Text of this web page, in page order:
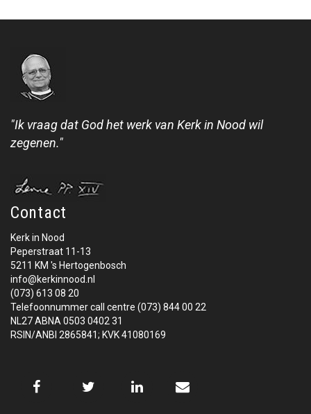
"Ik vraag dat God het werk van Kerk in Nood wil
zegenen."
Contact
Kerk in Nood
Peperstraat 11-13
5211 KM 's Hertogenbosch
info@kerkinnood.nl
(073) 613 08 20
Telefoonnummer call centre (073) 844 00 22
NL27 ABNA 0503 0402 31
RSIN/ANBI 2865841; KVK 41080169